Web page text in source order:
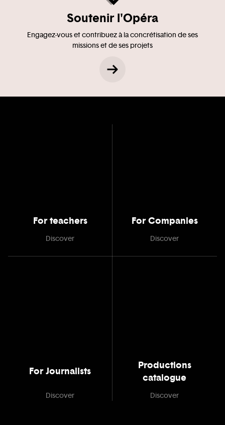
Soutenir l'Opéra
Engagez-vous et contribuez à la concrétisation de ses
missions et de ses projets
For teachers
Discover
For Companies
Discover
For Journalists
Discover
Productions
catalogue
Discover